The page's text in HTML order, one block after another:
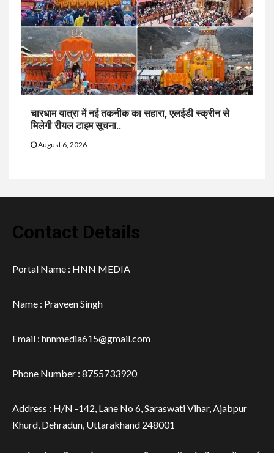
चारधाम यात्रा में नई तकनीक का सहारा, एलईडी स्क्रीन से
मिलेगी रीयल टाइम सूचना..
August 6, 2026
Contact Details
Portal Name : HNN MEDIA
Name : Praveen Singh
Email : hnnmedia615@gmail.com
Phone Number : 8755733920
Address : H/N -142, Lane No 6, Saraswati Vihar, Ajabpur
Khurd, Dehradun, Uttarakhand 248001